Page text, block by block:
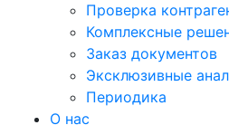
Проверка
Комплексные
Заказ документов
Эксклюзивные
Периодика
О нас